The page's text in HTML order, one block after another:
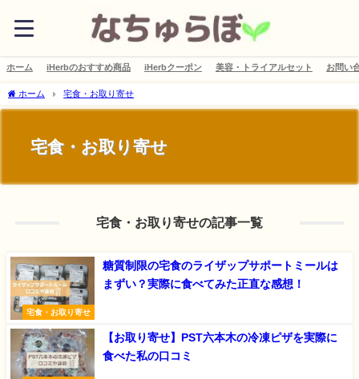
ホーム iHerbのおすすめ商品 iHerbクーポン 美容・トライアルセット お問い
ホーム 宅食・お取り寄せ
宅食・お取り寄せ
宅食・お取り寄せの記事一覧
宅食・お取り寄せ
糖質制限の宅食のライザップサポートミールは
まずい？実際に食べてみた正直な感想！
【お取り寄せ】PST六本木の冷凍ピザを実際に
食べた私の口コミ